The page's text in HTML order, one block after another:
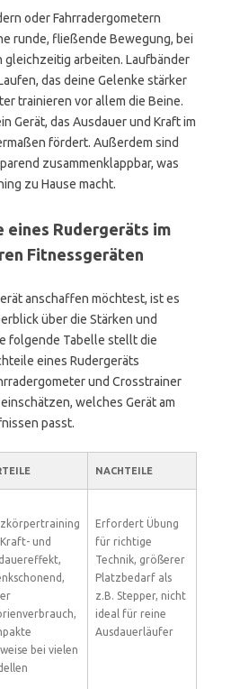
oder Fahrradergometern
runde, fließende Bewegung, bei
arbeiten. Laufbänder
das deine Gelenke stärker
trainieren vor allem die Beine.
Gerät, das Ausdauer und Kraft im
fördert. Außerdem sind
zusammenklappbar, was
zu Hause macht.
eines Rudergeräts im
Fitnessgeräten
anschaffen möchtest, ist es
über die Stärken und
folgende Tabelle stellt die
eines Rudergeräts
und Crosstrainer
welches Gerät am
passt.
NACHTEILE
und
bei vielen
Erfordert Übung
für richtige
Technik, größerer
Platzbedarf als
z.B. Stepper, nicht
ideal für reine
Ausdauerläufer